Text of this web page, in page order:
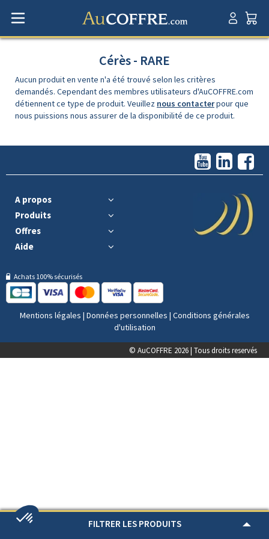
FILTRER LES PRODUITS
Cérès - RARE
Aucun produit en vente n'a été trouvé selon les critères
demandés. Cependant des membres utilisateurs d'AuCOFFRE.com
détiennent ce type de produit. Veuillez nous contacterpour que
nous puissions nous assurer de la disponibilité de ce produit.
A propos
Produits
Offres
Aide
Achats 100% sécurisés
Mentions légales | Données personnelles | Conditions générales
d'utilisation
© AuCOFFRE 2026 | Tous droits reservés